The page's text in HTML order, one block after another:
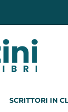
SCRITTORI IN